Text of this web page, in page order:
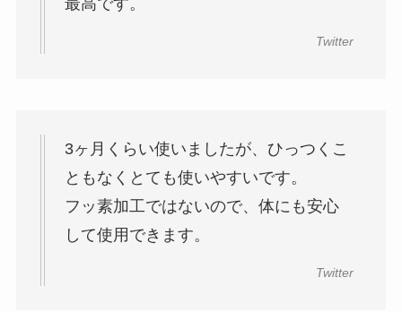
Twitter
3ヶ月くらい使いましたが、ひっつくこ
ともなくとても使いやすいです。
フッ素加工ではないので、体にも安心
して使用できます。
Twitter